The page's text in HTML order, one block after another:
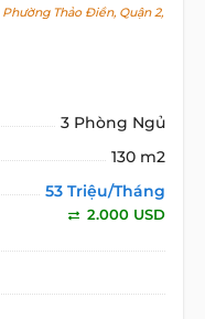
Thảo Điền, Quận 2,
3 Phòng Ngủ
130 m2
53 Triệu/Tháng
2.000 USD